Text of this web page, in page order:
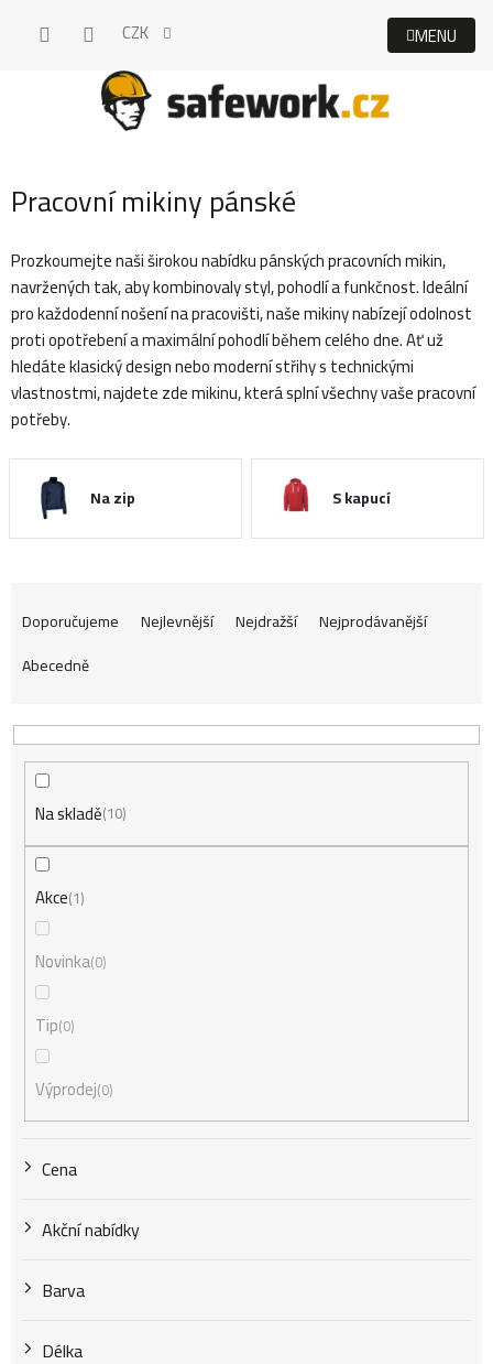
CZK
Pracovní mikiny pánské
Prozkoumejte naši širokou nabídku pánských pracovních mikin,
navržených tak, aby kombinovaly styl, pohodlí a funkčnost. Ideální
pro každodenní nošení na pracovišti, naše mikiny nabízejí odolnost
proti opotřebení a maximální pohodlí během celého dne. Ať už
hledáte klasický design nebo moderní střihy s technickými
vlastnostmi, najdete zde mikinu, která splní všechny vaše pracovní
potřeby.
Na zip S kapucí
Ř
a
z
e
d
u
Doporučujeme Nejlevnější Nejdražší
Nejprodávanější
Abecedně
Na skladě 10
Akce 1
Novinka 0
Tip 0
Výprodej 0
Cena
Akční nabídky
Barva
Délka